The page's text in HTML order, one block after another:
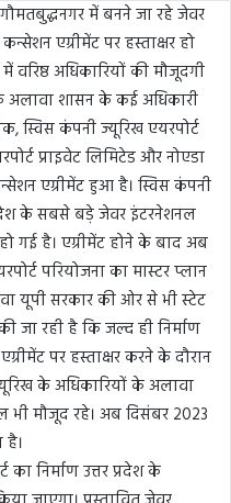
गौमतबुद्धनगर में बनने जा रहे जेवर
एग्रीमेंट पर हस्ताक्षर हो
वरिष्ठ अधिकारियों की मौजूदगी
अलावा शासन के कई अधिकारी
स्विस कंपनी ज्यूरिख एयरपोर्ट
प्राइवेट लिमिटेड और नोएडा
एग्रीमेंट हुआ है। स्विस कंपनी
देश के सबसे बड़े जेवर इंटरनेशनल
गई है। एग्रीमेंट होने के बाद अब
परियोजना का मास्टर प्लान
यूपी सरकार की ओर से भी स्टेट
जा रही है कि जल्द ही निर्माण
पर हस्ताक्षर करने के दौरान
के अधिकारियों के अलावा
भी मौजूद रहे। अब दिसंबर 2023
निर्माण उत्तर प्रदेश के